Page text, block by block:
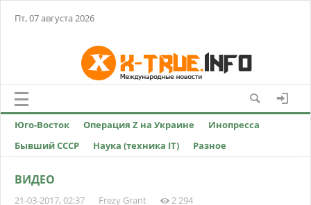
Пт, 07 августа 2026
Юго-Восток Операция Z на Украине
Инопресса
Бывший СССР
Наука (техника IT) Разное
ВИДЕО
21-03-2017, 02:37 Frezy Grant
2 294